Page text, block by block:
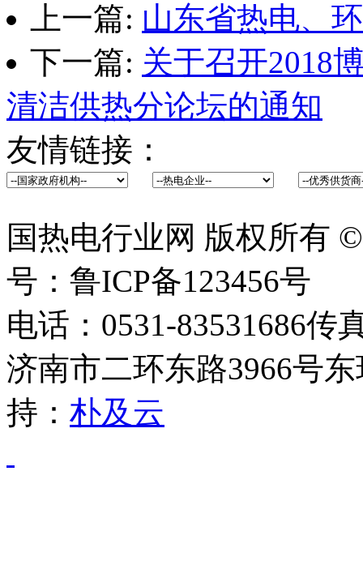
上一篇: 山东省热电、
下一篇: 关于召开2018
清洁供热分论坛的通知
友情链接：
国热电行业网 版权所有
号：鲁ICP备123456号
电话：0531-83531686传
济南市二环东路3966号
持： 朴及云